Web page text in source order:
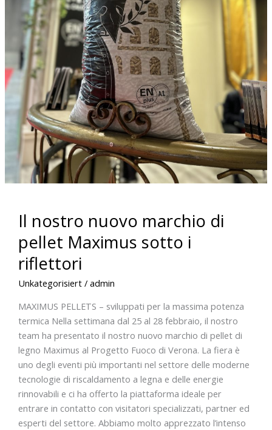
Il nostro nuovo marchio di
pellet Maximus sotto i
riflettori
Unkategorisiert/ admin
MAXIMUS PELLETS – sviluppati per la massima potenza
termica Nella settimana dal 25 al 28 febbraio, il nostro
team ha presentato il nostro nuovo marchio di pellet di
legno Maximus al Progetto Fuoco di Verona. La fiera è
uno degli eventi più importanti nel settore delle moderne
tecnologie di riscaldamento a legna e delle energie
rinnovabili e ci ha offerto la piattaforma ideale per
entrare in contatto con visitatori specializzati, partner ed
esperti del settore. Abbiamo molto apprezzato l’intenso